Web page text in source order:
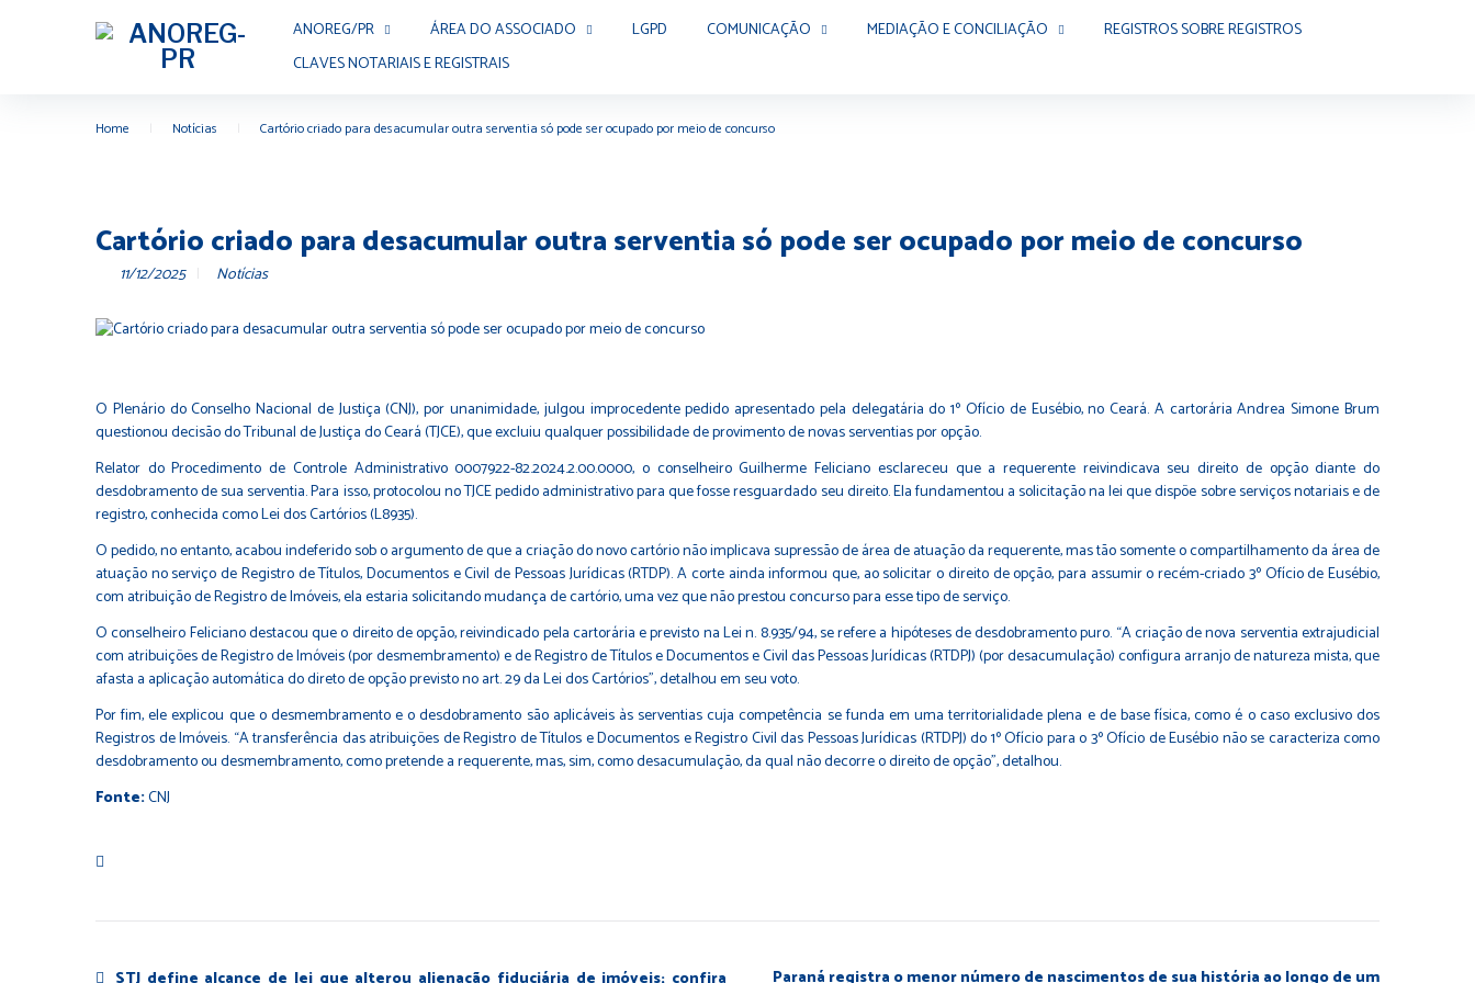
ANOREG/PR ÁREA DO ASSOCIADO LGPD COMUNICAÇÃO MEDIAÇÃO E CONCILIAÇÃO
REGISTROS SOBRE REGISTROS
CLAVES NOTARIAIS E REGISTRAIS
Home Notícias Cartório criado para desacumular outra serventia só pode ser ocupado por meio de concurso
Cartório criado para desacumular outra serventia só pode ser ocupado por meio de concurso
11/12/2025 Notícias
O Plenário do Conselho Nacional de Justiça (CNJ), por unanimidade, julgou improcedente pedido apresentado pela delegatária do 1º Ofício de Eusébio, no Ceará. A cartorária Andrea Simone Brum
questionou decisão do Tribunal de Justiça do Ceará (TJCE), que excluiu qualquer possibilidade de provimento de novas serventias por opção.
Relator do Procedimento de Controle Administrativo 0007922-82.2024.2.00.0000, o conselheiro Guilherme Feliciano esclareceu que a requerente reivindicava seu direito de opção diante do
desdobramento de sua serventia. Para isso, protocolou no TJCE pedido administrativo para que fosse resguardado seu direito. Ela fundamentou a solicitação na lei que dispõe sobre serviços notariais e de
registro, conhecida como Lei dos Cartórios (L8935).
O pedido, no entanto, acabou indeferido sob o argumento de que a criação do novo cartório não implicava supressão de área de atuação da requerente, mas tão somente o compartilhamento da área de
atuação no serviço de Registro de Títulos, Documentos e Civil de Pessoas Jurídicas (RTDP). A corte ainda informou que, ao solicitar o direito de opção, para assumir o recém-criado 3º Ofício de Eusébio,
com atribuição de Registro de Imóveis, ela estaria solicitando mudança de cartório, uma vez que não prestou concurso para esse tipo de serviço.
O conselheiro Feliciano destacou que o direito de opção, reivindicado pela cartorária e previsto na Lei n. 8.935/94, se refere a hipóteses de desdobramento puro. “A criação de nova serventia extrajudicial
com atribuições de Registro de Imóveis (por desmembramento) e de Registro de Títulos e Documentos e Civil das Pessoas Jurídicas (RTDPJ) (por desacumulação) configura arranjo de natureza mista, que
afasta a aplicação automática do direto de opção previsto no art. 29 da Lei dos Cartórios”, detalhou em seu voto.
Por fim, ele explicou que o desmembramento e o desdobramento são aplicáveis às serventias cuja competência se funda em uma territorialidade plena e de base física, como é o caso exclusivo dos
Registros de Imóveis. “A transferência das atribuições de Registro de Títulos e Documentos e Registro Civil das Pessoas Jurídicas (RTDPJ) do 1º Ofício para o 3º Ofício de Eusébio não se caracteriza como
desdobramento ou desmembramento, como pretende a requerente, mas, sim, como desacumulação, da qual não decorre o direito de opção”, detalhou.
Fonte:CNJ